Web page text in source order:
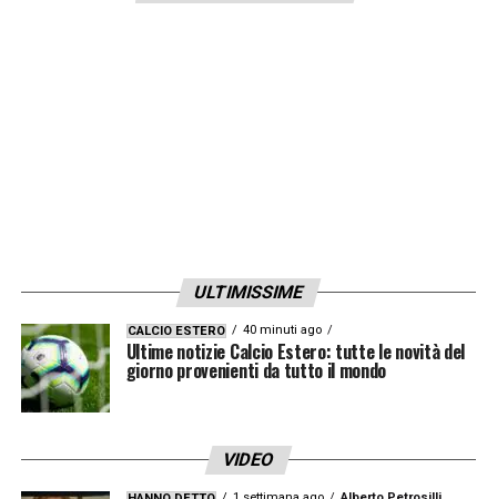
dimentica che il talento puro necessita di
tempo, protezione e, soprattutto, di quella
“fame” che attecchisce solo nello spazio
libero del gioco.
d’accusa contro l’avidità delle istituzioni
ULTIMISSIME
CALCIO ESTERO 40 minuti ago
Ultime notizie Calcio Estero: tutte le novità del
giorno provenienti da tutto il mondo
VIDEO